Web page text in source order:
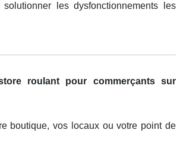
solutionner les dysfonctionnements les
roulant pour commerçants sur
boutique, vos locaux ou votre point de